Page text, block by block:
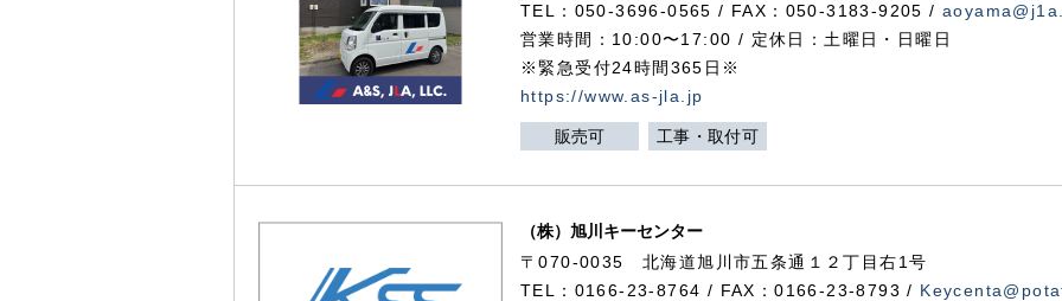
TEL：050-3696-0565 / FAX：050-3183-9205 /
営業時間：10:00〜17:00 / 定休日：土曜日・日曜日
※緊急受付24時間365日※
https://www.as-jla.jp
販売可 工事・取付可
（株）旭川キーセンター
〒070-0035 北海道旭川市五条通１２丁目右1号
TEL：0166-23-8764 / FAX：0166-23-8793 /